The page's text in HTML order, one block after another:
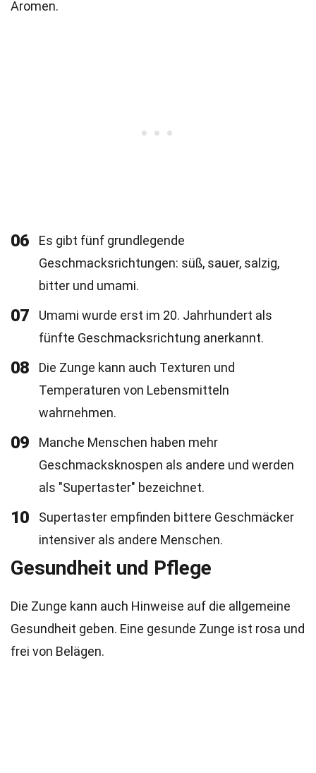
Aromen.
06
Es gibt fünf grundlegende
Geschmacksrichtungen: süß, sauer, salzig,
bitter und umami.
07
Umami wurde erst im 20. Jahrhundert als
fünfte Geschmacksrichtung anerkannt.
08
Die Zunge kann auch Texturen und
Temperaturen von Lebensmitteln
wahrnehmen.
09
Manche Menschen haben mehr
Geschmacksknospen als andere und werden
als "Supertaster" bezeichnet.
10
Supertaster empfinden bittere Geschmäcker
intensiver als andere Menschen.
Gesundheit und Pflege
Die Zunge kann auch Hinweise auf die allgemeine
Gesundheit geben. Eine gesunde Zunge ist rosa und
frei von Belägen.